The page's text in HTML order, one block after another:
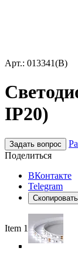
Арт.: 013341(B)
IP20)
Задать вопрос
Поделиться
ВКонтакте
Telegram
Item 1 of 5